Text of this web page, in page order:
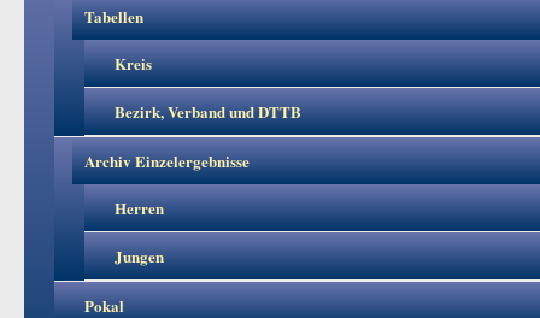
Tabellen
Kreis
Bezirk, Verband und DTTB
Archiv Einzelergebnisse
Herren
Jungen
Pokal